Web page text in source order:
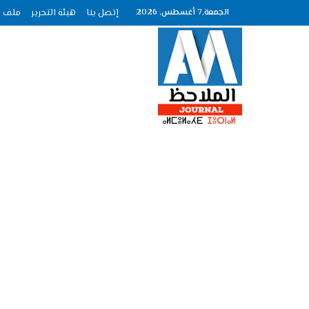
الجمعة,7 أغسطس, 2026 إتصل بنا هيئة التحرير ملف